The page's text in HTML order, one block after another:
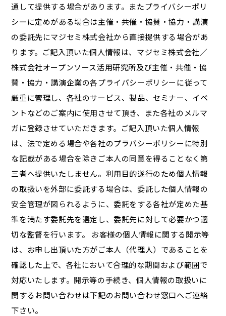
通して提供する場合があります。またプライバシーポリ
シーに定めがある場合は主催・共催・協賛・協力・講演
の委託先にマジセミ株式会社から直接提供する場合があ
ります。ご記入頂いた個人情報は、マジセミ株式会社／
株式会社オープンソース活用研究所及び主催・共催・協
賛・協力・講演企業の各プライバシーポリシーに従って
厳重に管理し、各社のサービス、製品、セミナー、イベ
ントなどのご案内に使用させて頂き、また各社のメルマ
ガに登録させていただきます。ご記入頂いた個人情報
は、法で定める場合や各社のプラバシーポリシーに特別
な記載がある場合を除きご本人の同意を得ることなく第
三者へ提供いたしません。利用目的遂行のため個人情報
の取扱いを外部に委託する場合は、委託した個人情報の
安全管理が図られるように、委託をする各社が定めた基
準を満たす委託先を選定し、委託先に対して必要かつ適
切な監督を行います。 お客様の個人情報に関する開示等
は、お申し出頂いた方がご本人（代理人）であることを
確認した上で、各社において合理的な期間および範囲で
対応いたします。開示等の手続き、個人情報の取扱いに
関するお問い合わせは下記のお問い合わせ窓口へご連絡
下さい。